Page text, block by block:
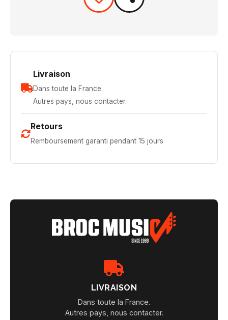
Livraison
Dans toute la France.
Autres pays, nous contacter.
Retours
Remboursement garanti pendant 15 jours
LIVRAISON
Dans toute la France.
Autres pays, nous contacter.